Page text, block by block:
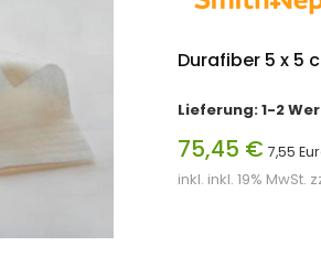
Durafiber 5 x 5
Lieferung: 1-2
75,45 € 7,55
inkl. inkl. 19% MwSt.